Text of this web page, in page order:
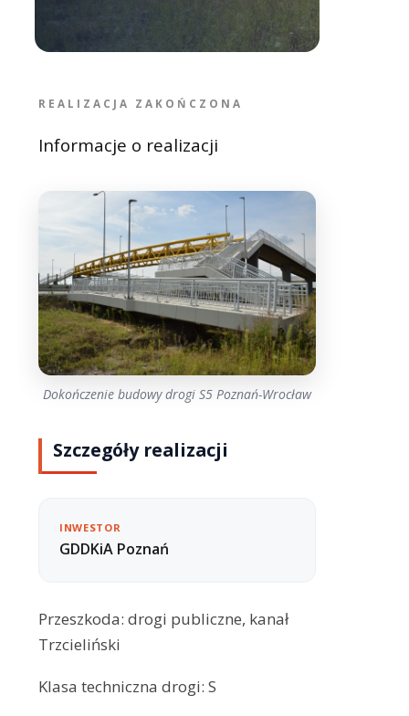
REALIZACJA ZAKOŃCZONA
Informacje o realizacji
Dokończenie budowy drogi S5 Poznań-Wrocław
Szczegóły realizacji
INWESTOR
GDDKiA Poznań
Przeszkoda: drogi publiczne, kanał
Trzcieliński
Klasa techniczna drogi: S